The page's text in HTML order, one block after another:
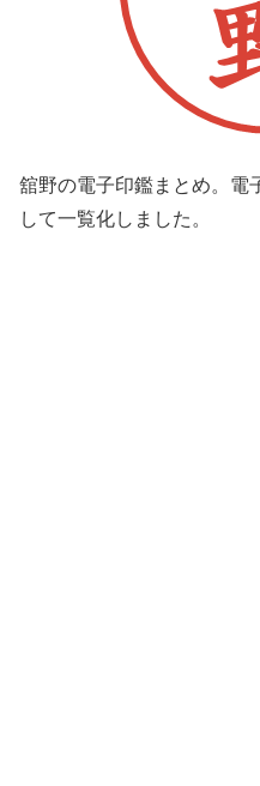
舘野の電子印鑑まとめ。電
して一覧化しました。